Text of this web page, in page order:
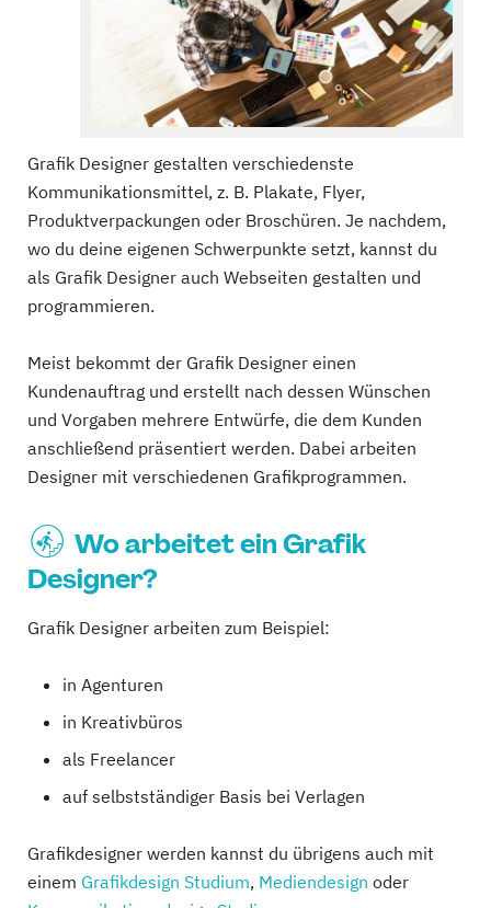
Grafik Designer gestalten verschiedenste
Kommunikationsmittel, z. B. Plakate, Flyer,
Produktverpackungen oder Broschüren. Je nachdem,
wo du deine eigenen Schwerpunkte setzt, kannst du
als Grafik Designer auch Webseiten gestalten und
programmieren.
Meist bekommt der Grafik Designer einen
Kundenauftrag und erstellt nach dessen Wünschen
und Vorgaben mehrere Entwürfe, die dem Kunden
anschließend präsentiert werden. Dabei arbeiten
Designer mit verschiedenen Grafikprogrammen.
Wo arbeitet ein Grafik
Designer?
Grafik Designer arbeiten zum Beispiel:
in Agenturen
in Kreativbüros
als Freelancer
auf selbstständiger Basis bei Verlagen
Grafikdesigner werden kannst du übrigens auch mit
einem Grafikdesign Studium, Mediendesign oder